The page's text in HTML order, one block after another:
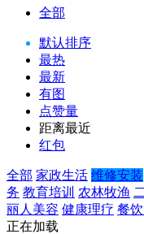
全部
默认排序
最热
最新
有图
点赞量
距离最近
红包
全部 家政生活 维修安装
务 教育培训 农林牧渔
丽人美容 健康理疗 餐
正在加载